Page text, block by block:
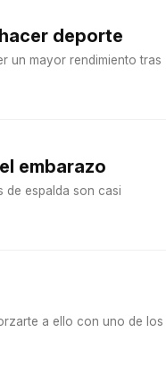
deporte
un mayor rendimiento tras
embarazo
de espalda son casi
a ello con uno de los